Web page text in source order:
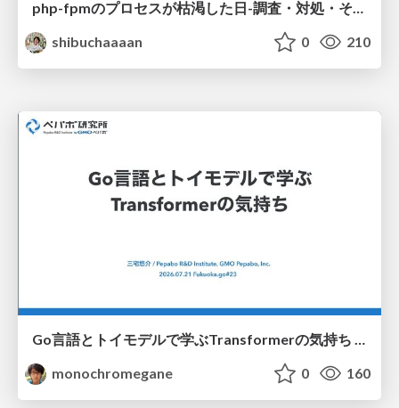
shibuchaaaan
0 210
Go言語とトイモデルで学ぶTransformerの気持ち / fukuokago23-transformer
monochromegane
0 160